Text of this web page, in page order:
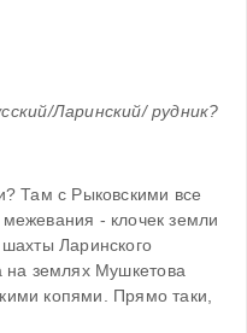
Ларинский/ рудник?
- клочек земли
Ларинского
на землях Мушкетова
копями. Прямо таки,